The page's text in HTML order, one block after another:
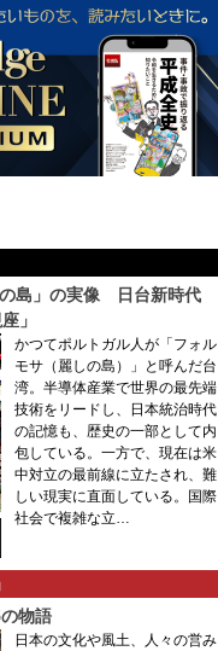
島」の実像 日台新時代
」
かつてポルトガル人が「フォル
モサ（麗しの島）」と呼んだ台
湾。半導体産業で世界の最先端
技術をリードし、日本統治時代
の記憶も、歴史の一部として内
包している。一方で、現在は米
中対立の最前線に立たされ、難
しい現実に直面している。国際
社会で複雑な立…
物語
日本の文化や風土、人々の営み